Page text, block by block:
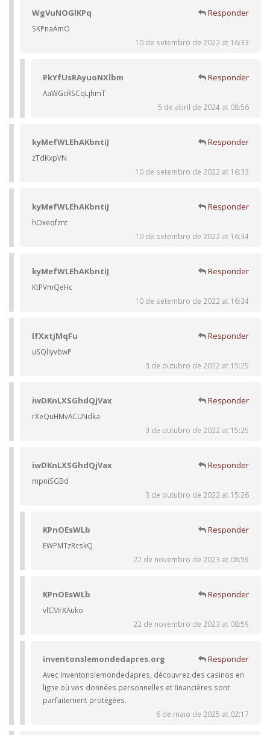
WgVuNOGlKPq Responder
SKPnaAmO
10 de setembro de 2022 at 16:33
PkYfUsRAyuoNXlbm Responder
AaWGcRSCqLjhmT
5 de abril de 2024 at 08:56
kyMefWLEhAKbntiJ Responder
zTdKxpVN
10 de setembro de 2022 at 16:33
kyMefWLEhAKbntiJ Responder
hOxeqfznt
10 de setembro de 2022 at 16:34
kyMefWLEhAKbntiJ Responder
KtPVmQeHc
10 de setembro de 2022 at 16:34
lfXxtjMqFu Responder
uSQliyvbwP
3 de outubro de 2022 at 15:25
iwDKnLXSGhdQjVax Responder
rXeQuHMvACUNdka
3 de outubro de 2022 at 15:25
iwDKnLXSGhdQjVax Responder
mpniSGBd
3 de outubro de 2022 at 15:26
KPnOEsWLb Responder
EWPMTzRcskQ
22 de novembro de 2023 at 08:59
KPnOEsWLb Responder
vlCMrXAuko
22 de novembro de 2023 at 08:59
inventonslemondedapres.org Responder
Avec Inventonslemondedapres, découvrez des casinos en
ligne où vos données personnelles et financières sont
parfaitement protégées.
6 de maio de 2025 at 02:17